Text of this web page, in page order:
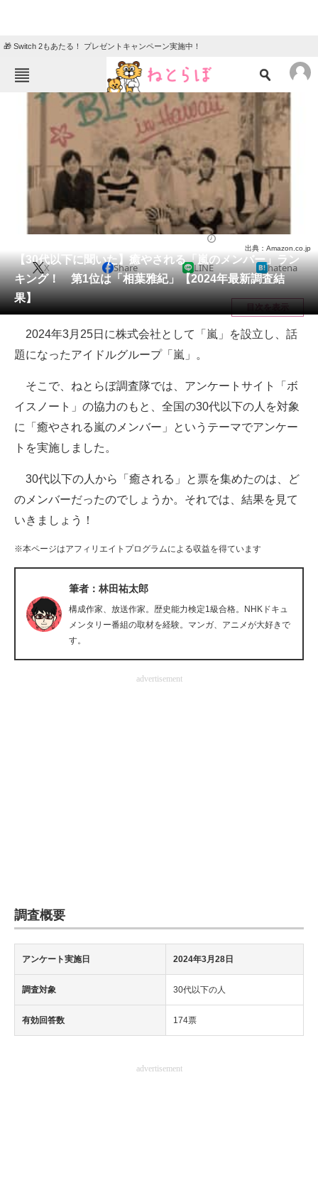
🎁 Switch 2もあたる！ プレゼントキャンペーン実施中！
ねとらぼメニュー
ニュース
クイズ
地域
教育・育児
リサーチ
会員記事
メディア
注目記事を集めた総合ページ
ITの今と未来を見通す
スマホと通信の最新トレンド
進化するPCとデバイスの未来
好きが集まる 比べて選べる
AI活用のいまが分かる
マーケ×ITの今がよく分かる
ITエンジニア向け専門サイト
IT製品の技術・比較・事例
【30代以下に聞いた】癒やされる「嵐のメンバー」ラン
キング！ 第1位は「相葉雅紀」【2024年最新調査結
果】
出典：Amazon.co.jp
X Share LINE hatena
目次を表示
2024年3月25日に株式会社として「嵐」を設立し、話
題になったアイドルグループ「嵐」。
そこで、ねとらぼ調査隊では、アンケートサイト「ボ
イスノート」の協力のもと、全国の30代以下の人を対象
に「癒やされる嵐のメンバー」というテーマでアンケー
トを実施しました。
30代以下の人から「癒される」と票を集めたのは、ど
のメンバーだったのでしょうか。それでは、結果を見て
いきましょう！
※本ページはアフィリエイトプログラムによる収益を得ています
筆者：林田祐太郎
構成作家、放送作家。歴史能力検定1級合格。NHKドキュ
メンタリー番組の取材を経験。マンガ、アニメが大好きで
す。
advertisement
調査概要
アンケート実施日 2024年3月28日
調査対象 30代以下の人
有効回答数 174票
advertisement